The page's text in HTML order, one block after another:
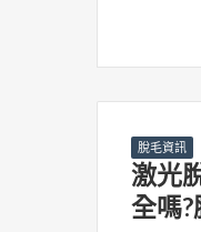
脫毛資訊
激光
全嗎